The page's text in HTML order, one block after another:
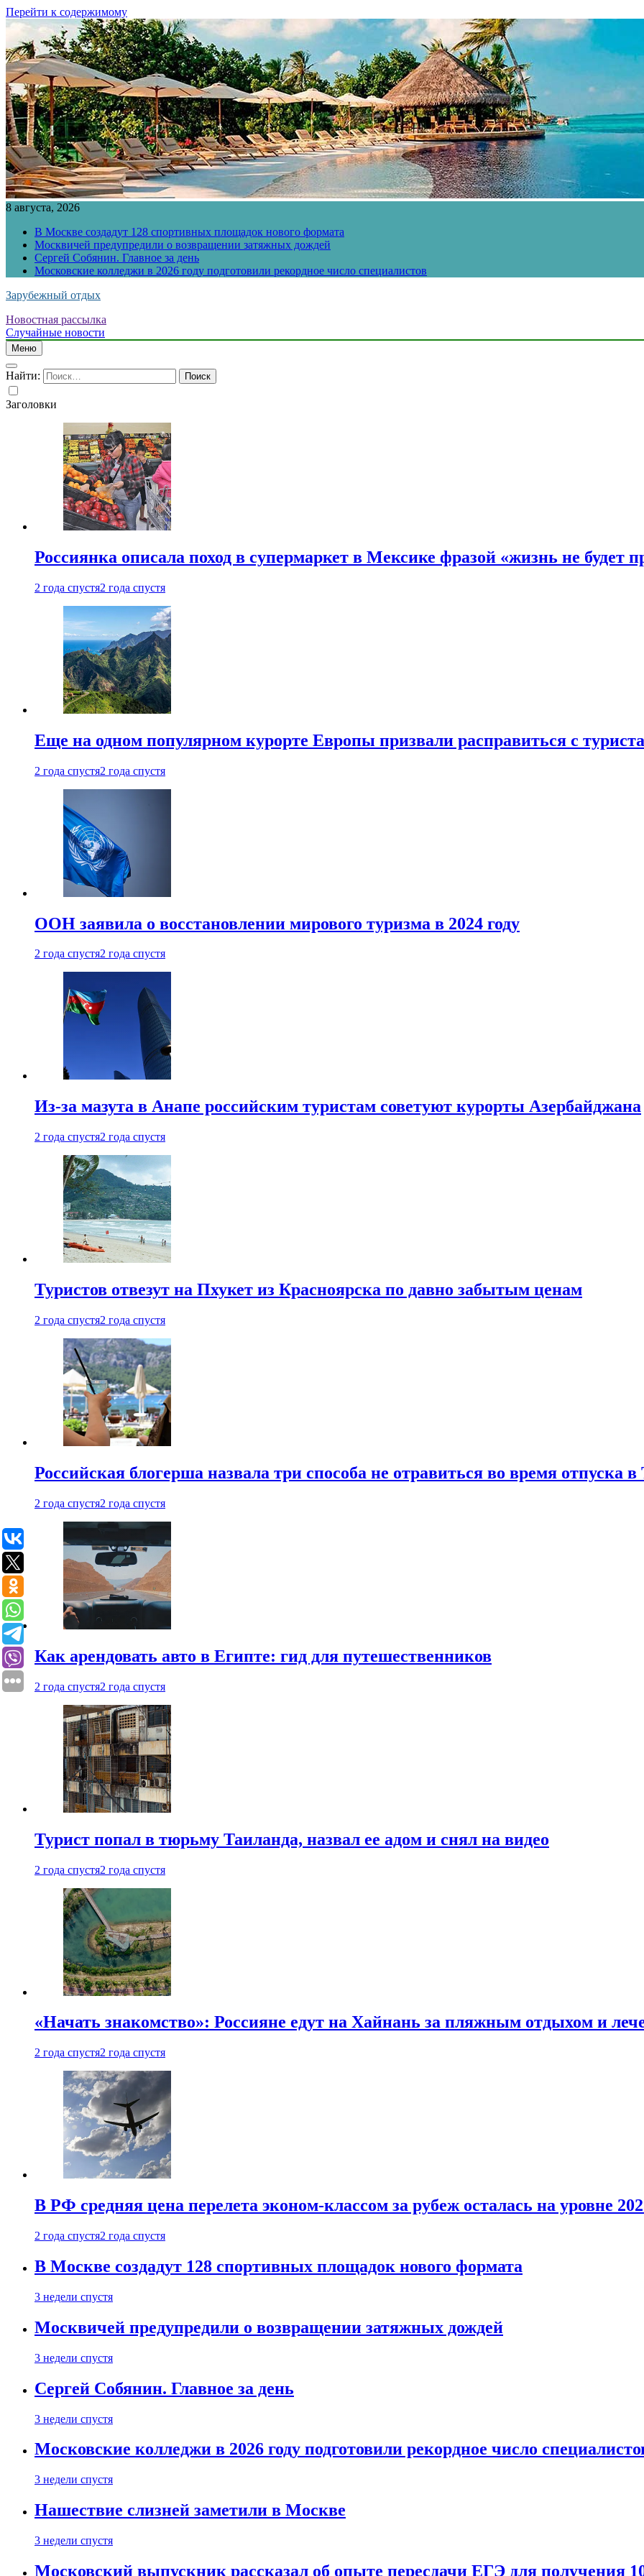
Перейти к содержимому
8 августа, 2026
В Москве создадут 128 спортивных площадок нового формата
Москвичей предупредили о возвращении затяжных дождей
Сергей Собянин. Главное за день
Московские колледжи в 2026 году подготовили рекордное число специалистов
Зарубежный отдых
Новостная рассылка
Случайные новости
Меню
Найти:
Заголовки
Россиянка описала поход в супермаркет в Мексике фразой «жизнь не будет
2 года спустя2 года спустя
Еще на одном популярном курорте Европы призвали расправиться с
2 года спустя2 года спустя
ООН заявила о восстановлении мирового туризма в 2024 году
2 года спустя2 года спустя
Из-за мазута в Анапе российским туристам советуют курорты Азербайджана
2 года спустя2 года спустя
Туристов отвезут на Пхукет из Красноярска по давно забытым ценам
2 года спустя2 года спустя
Российская блогерша назвала три способа не отравиться во время отпуска в
2 года спустя2 года спустя
Как арендовать авто в Египте: гид для путешественников
2 года спустя2 года спустя
Турист попал в тюрьму Таиланда, назвал ее адом и снял на видео
2 года спустя2 года спустя
«Начать знакомство»: Россияне едут на Хайнань за пляжным отдыхом и
2 года спустя2 года спустя
В РФ средняя цена перелета эконом-классом за рубеж осталась на уровне
2 года спустя2 года спустя
В Москве создадут 128 спортивных площадок нового формата
3 недели спустя
Москвичей предупредили о возвращении затяжных дождей
3 недели спустя
Сергей Собянин. Главное за день
3 недели спустя
Московские колледжи в 2026 году подготовили рекордное число
3 недели спустя
Нашествие слизней заметили в Москве
3 недели спустя
Московский выпускник рассказал об опыте пересдачи ЕГЭ для получения